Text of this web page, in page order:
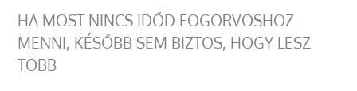
HA MOST NINCS IDŐD FOGORVOSHOZ
MENNI, KÉSŐBB SEM BIZTOS, HOGY LESZ
TÖBB